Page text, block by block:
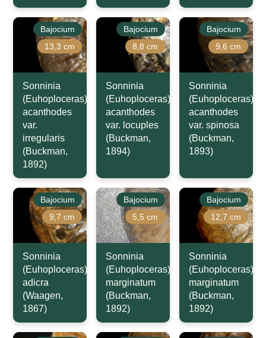
Bajocium
13,3 cm
Sonninia
(Euhoploceras)
acanthodes
var.
irregularis
(Buckman,
1892)
Bajocium
8,8 cm
Sonninia
(Euhoploceras)
acanthodes
var. locuples
(Buckman,
1894)
Bajocium
9,6 cm
Sonninia
(Euhoploceras)
acanthodes
var. spinosa
(Buckman,
1893)
Bajocium
9,7 cm
Sonninia
(Euhoploceras)
adicra
(Waagen,
1867)
Bajocium
5,5 cm
Sonninia
(Euhoploceras)
marginatum
(Buckman,
1892)
Bajocium
12,7 cm
Sonninia
(Euhoploceras)
marginatum
(Buckman,
1892)